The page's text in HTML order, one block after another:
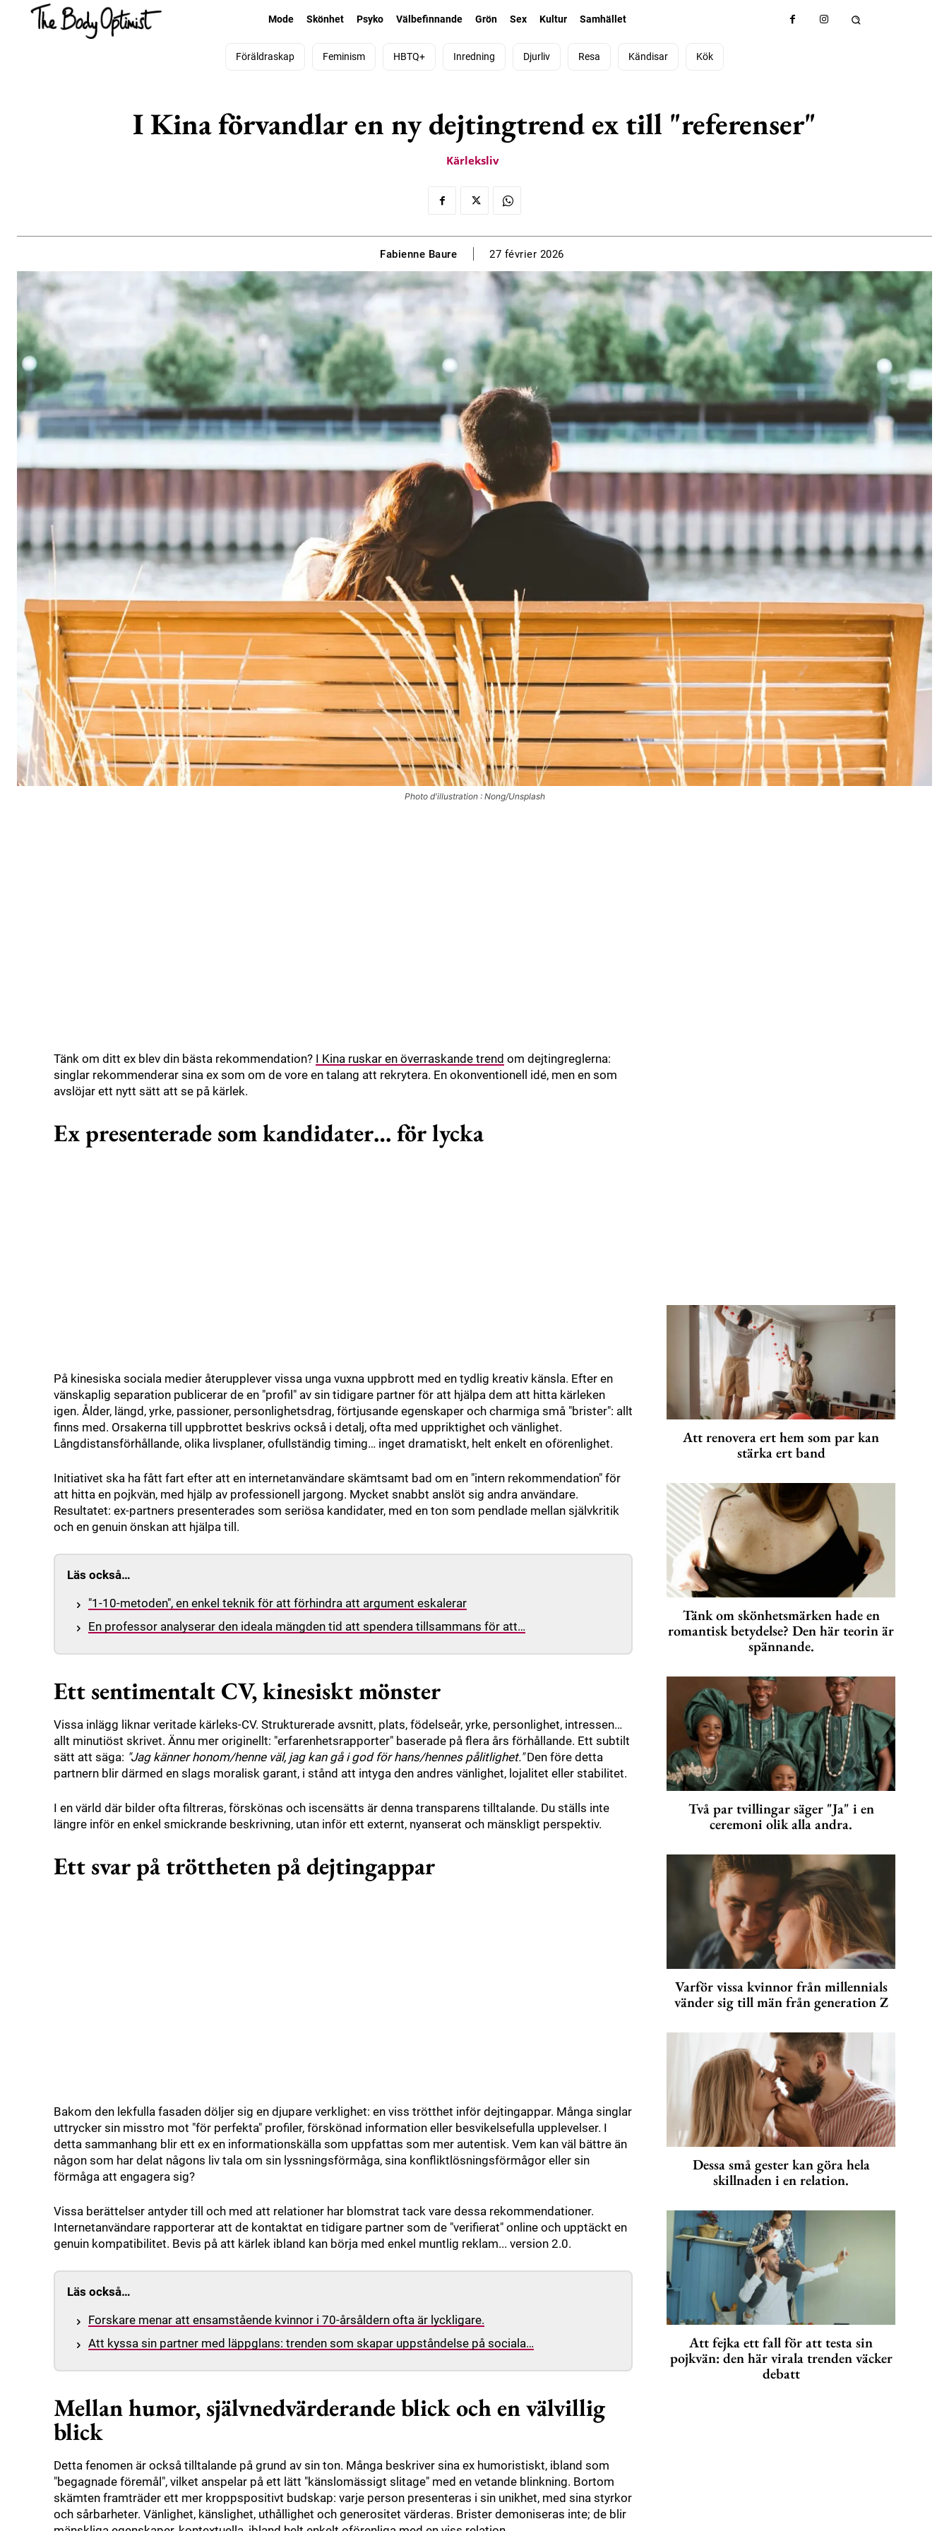
Mode Skönhet Psyko Välbefinnande Grön Sex Kultur Samhället
Föräldraskap Feminism HBTQ+ Inredning Djurliv Resa Kändisar Kök
I Kina förvandlar en ny dejtingtrend ex till "referenser"
Kärleksliv
Fabienne Baure 27 février 2026
Photo d'illustration : Nong/Unsplash
Tänk om ditt ex blev din bästa rekommendation? I Kina ruskar en överraskande trend om dejtingreglerna:
singlar rekommenderar sina ex som om de vore en talang att rekrytera. En okonventionell idé, men en som
avslöjar ett nytt sätt att se på kärlek.
Ex presenterade som kandidater… för lycka
På kinesiska sociala medier återupplever vissa unga vuxna uppbrott med en tydlig kreativ känsla. Efter en
vänskaplig separation publicerar de en "profil" av sin tidigare partner för att hjälpa dem att hitta kärleken
igen. Ålder, längd, yrke, passioner, personlighetsdrag, förtjusande egenskaper och charmiga små "brister": allt
finns med. Orsakerna till uppbrottet beskrivs också i detalj, ofta med uppriktighet och vänlighet.
Långdistansförhållande, olika livsplaner, ofullständig timing… inget dramatiskt, helt enkelt en oförenlighet.
Initiativet ska ha fått fart efter att en internetanvändare skämtsamt bad om en "intern rekommendation" för
att hitta en pojkvän, med hjälp av professionell jargong. Mycket snabbt anslöt sig andra användare.
Resultatet: ex-partners presenterades som seriösa kandidater, med en ton som pendlade mellan självkritik
och en genuin önskan att hjälpa till.
Läs också…
"1-10-metoden", en enkel teknik för att förhindra att argument eskalerar
En professor analyserar den ideala mängden tid att spendera tillsammans för att…
Ett sentimentalt CV, kinesiskt mönster
Vissa inlägg liknar veritade kärleks-CV. Strukturerade avsnitt, plats, födelseår, yrke, personlighet, intressen…
allt minutiöst skrivet. Ännu mer originellt: "erfarenhetsrapporter" baserade på flera års förhållande. Ett subtilt
sätt att säga: "Jag känner honom/henne väl, jag kan gå i god för hans/hennes pålitlighet."Den före detta
partnern blir därmed en slags moralisk garant, i stånd att intyga den andres vänlighet, lojalitet eller stabilitet.
I en värld där bilder ofta filtreras, förskönas och iscensätts är denna transparens tilltalande. Du ställs inte
längre inför en enkel smickrande beskrivning, utan inför ett externt, nyanserat och mänskligt perspektiv.
Ett svar på tröttheten på dejtingappar
Bakom den lekfulla fasaden döljer sig en djupare verklighet: en viss trötthet inför dejtingappar. Många singlar
uttrycker sin misstro mot "för perfekta" profiler, förskönad information eller besvikelsefulla upplevelser. I
detta sammanhang blir ett ex en informationskälla som uppfattas som mer autentisk. Vem kan väl bättre än
någon som har delat någons liv tala om sin lyssningsförmåga, sina konfliktlösningsförmågor eller sin
förmåga att engagera sig?
Vissa berättelser antyder till och med att relationer har blomstrat tack vare dessa rekommendationer.
Internetanvändare rapporterar att de kontaktat en tidigare partner som de "verifierat" online och upptäckt en
genuin kompatibilitet. Bevis på att kärlek ibland kan börja med enkel muntlig reklam... version 2.0.
Läs också…
Forskare menar att ensamstående kvinnor i 70-årsåldern ofta är lyckligare.
Att kyssa sin partner med läppglans: trenden som skapar uppståndelse på sociala…
Mellan humor, självnedvärderande blick och en välvillig
blick
Detta fenomen är också tilltalande på grund av sin ton. Många beskriver sina ex humoristiskt, ibland som
"begagnade föremål", vilket anspelar på ett lätt "känslomässigt slitage" med en vetande blinkning. Bortom
skämten framträder ett mer kroppspositivt budskap: varje person presenteras i sin unikhet, med sina styrkor
och sårbarheter. Vänlighet, känslighet, uthållighet och generositet värderas. Brister demoniseras inte; de blir
Att renovera ert hem som par kan
stärka ert band
Tänk om skönhetsmärken hade en
romantisk betydelse? Den här teorin är
spännande.
Två par tvillingar säger "Ja" i en
ceremoni olik alla andra.
Varför vissa kvinnor från millennials
vänder sig till män från generation Z
Dessa små gester kan göra hela
skillnaden i en relation.
Att fejka ett fall för att testa sin
pojkvän: den här virala trenden väcker
debatt